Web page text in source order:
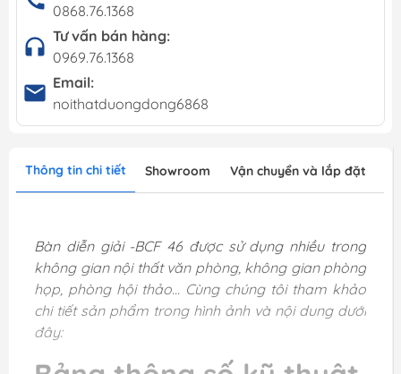
0868.76.1368
Tư vấn bán hàng:
0969.76.1368
Email:
noithatduongdong6868
Thông tin chi tiết Showroom Vận chuyển và lắp đặt
Bàn diễn giải -BCF 46 được sử dụng nhiều trong
không gian nội thất văn phòng, không gian phòng
họp, phòng hội thảo... Cùng chúng tôi tham khảo
chi tiết sản phẩm trong hình ảnh và nội dung dưới
đây: